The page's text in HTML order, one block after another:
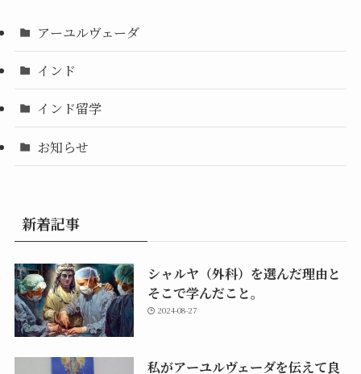
アーユルヴェーダ
インド
インド留学
お知らせ
新着記事
シャルヤ（外科）を選んだ理由と
そこで学んだこと。
2024-08-27
私がアーユルヴェーダを伝えて良